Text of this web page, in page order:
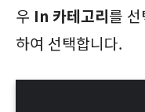
우 In 카테고리를
하여 선택합니다.